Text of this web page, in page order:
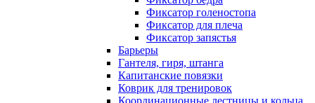
Фиксатор голеностопа
Фиксатор для плеча
Фиксатор запястья
Барьеры
Гантеля, гиря, штанга
Капитанские повязки
Коврик для тренировок
Координационные лестницы и кольца